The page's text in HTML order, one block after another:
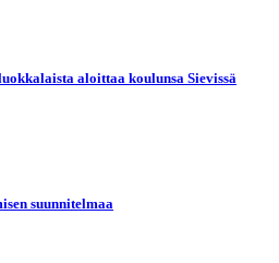
aloittaa koulunsa Sievissä
suunnitelmaa